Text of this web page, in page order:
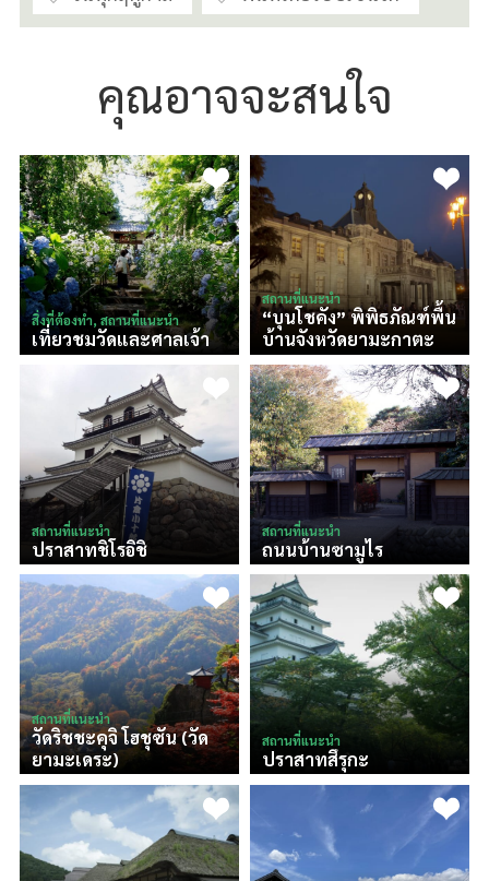
คุณอาจจะสนใจ
สิ่งที่ต้องทำ, สถานที่แนะนำ
เที่ยวชมวัดและศาลเจ้า
สถานที่แนะนำ
“บุนโชคัง” พิพิธภัณฑ์พื้น
บ้านจังหวัดยามะกาตะ
สถานที่แนะนำ
ปราสาทชิโรอิชิ
สถานที่แนะนำ
ถนนบ้านซามูไร
สถานที่แนะนำ
วัดริชชะคุจิ โฮชุซัน (วัด
ยามะเดระ)
สถานที่แนะนำ
ปราสาทสึรุกะ